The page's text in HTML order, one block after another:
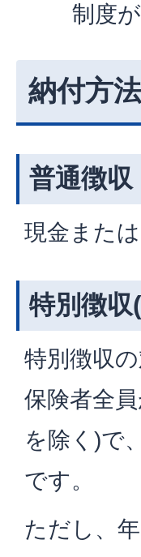
制度
納付方法
普通徴収
現金また
特別徴
特別徴収
保険者全
を除く)で
です。
ただし、